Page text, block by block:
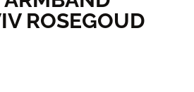
ROSEGOUD